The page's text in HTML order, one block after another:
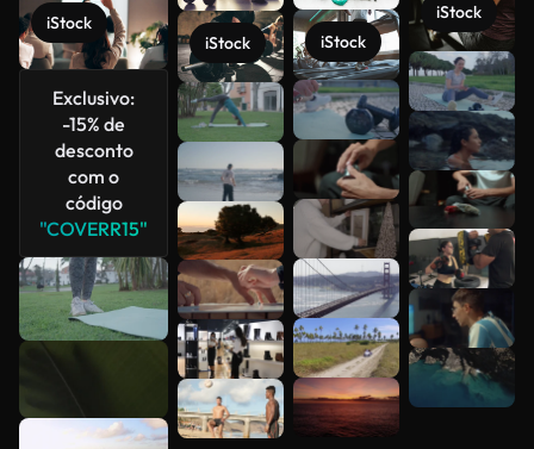
iStock
Exclusivo:
-15% de
desconto
com o
código
"COVERR15"
iStock iStock
iStock
Veja mais